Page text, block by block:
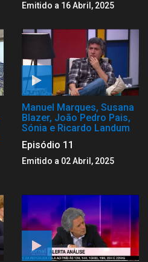
Emitido a 16 Abril, 2025
Manuel Marques, Susana
Blazer, João Pedro Pais,
Sónia e Ricardo Landum
Episódio 11
Emitido a 02 Abril, 2025